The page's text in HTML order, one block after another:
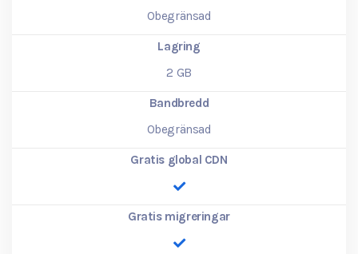
Obegränsad
Lagring
2 GB
Bandbredd
Obegränsad
Gratis global CDN
Gratis migreringar